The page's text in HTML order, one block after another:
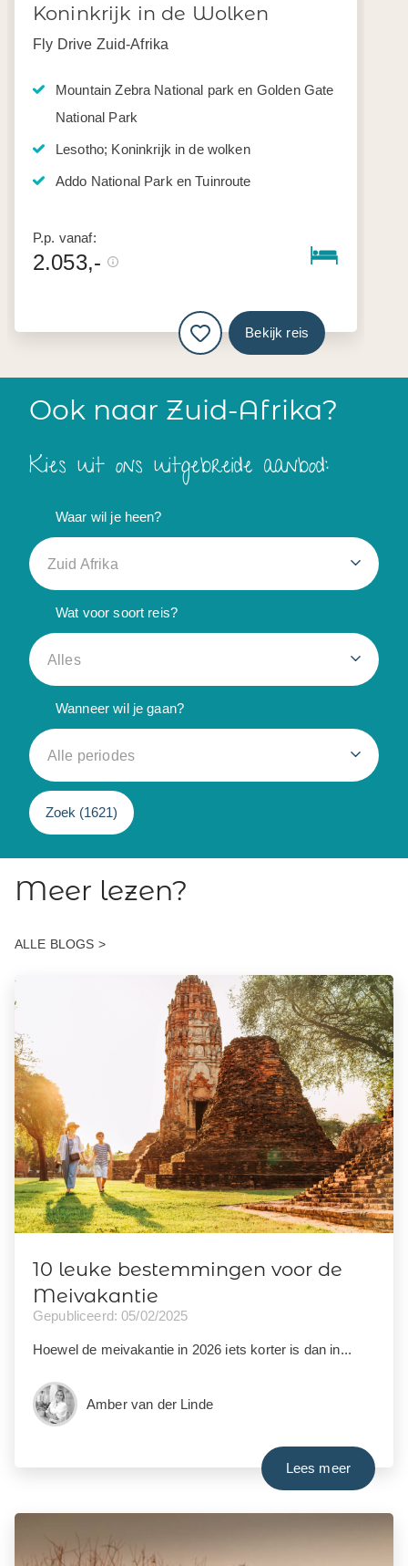
Koninkrijk in de Wolken
Fly Drive Zuid-Afrika
Mountain Zebra National park en Golden Gate
National Park
Lesotho; Koninkrijk in de wolken
Addo National Park en Tuinroute
P.p. vanaf:
2.053,-
Bekijk reis
Ook naar Zuid-Afrika?
Kies uit ons uitgebreide aanbod:
Waar wil je heen?
Zuid Afrika
Wat voor soort reis?
Alles
Wanneer wil je gaan?
Alle periodes
Zoek (1621)
Meer lezen?
ALLE BLOGS >
10 leuke bestemmingen voor de
Meivakantie
Gepubliceerd: 05/02/2025
Hoewel de meivakantie in 2026 iets korter is dan in...
Amber van der Linde
Lees meer